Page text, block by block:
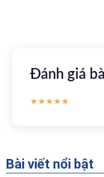
Đánh giá
★★★★★
Bài viết nổi bật